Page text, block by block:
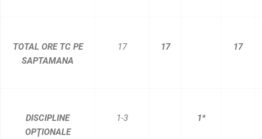
TOTAL ORE TC PE
SAPTAMANA
17 17 17
DISCIPLINE
OPŢIONALE
1-3 1*